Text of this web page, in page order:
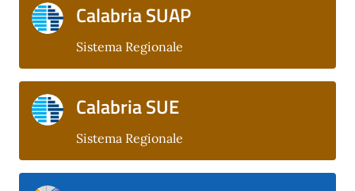
Calabria SUAP
Sistema Regionale
Calabria SUE
Sistema Regionale